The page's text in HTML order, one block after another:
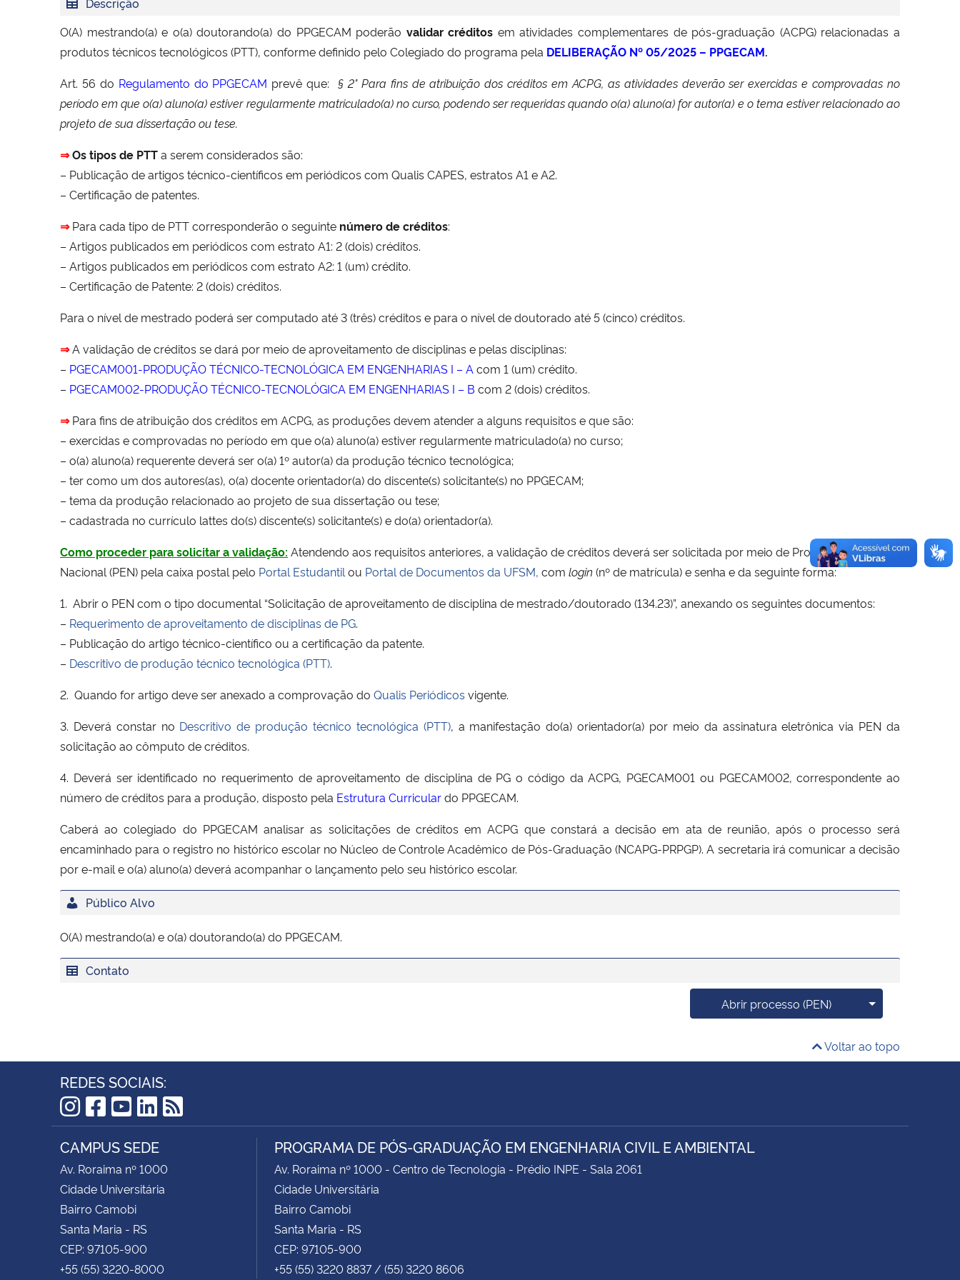
O(A) mestrando(a) e o(a) doutorando(a) do PPGECAM poderão validar créditos em atividades complementares de pós-graduação (ACPG) relacionadas a
produtos técnicos tecnológicos (PTT), conforme definido pelo Colegiado do programa pela DELIBERAÇÃO Nº 05/2025 – PPGECAM.
Art. 56 do Regulamento do PPGECAM prevê que: § 2° Para fins de atribuição dos créditos em ACPG, as atividades deverão ser exercidas e comprovadas no
período em que o(a) aluno(a) estiver regularmente matriculado(a) no curso, podendo ser requeridas quando o(a) aluno(a) for autor(a) e o tema estiver relacionado ao
projeto de sua dissertação ou tese.
⇒Os tipos de PTTa serem considerados são:
– Publicação de artigos técnico-científicos em periódicos com Qualis CAPES, estratos A1 e A2.
– Certificação de patentes.
⇒Para cada tipo de PTT corresponderão o seguinte número de créditos:
– Artigos publicados em periódicos com estrato A1: 2 (dois) créditos.
– Artigos publicados em periódicos com estrato A2: 1 (um) crédito.
– Certificação de Patente: 2 (dois) créditos.
Para o nível de mestrado poderá ser computado até 3 (três) créditos e para o nível de doutorado até 5 (cinco) créditos.
⇒A validação de créditos se dará por meio de aproveitamento de disciplinas e pelas disciplinas:
– PGECAM001-PRODUÇÃO TÉCNICO-TECNOLÓGICA EM ENGENHARIAS I – A com 1 (um) crédito.
– PGECAM002-PRODUÇÃO TÉCNICO-TECNOLÓGICA EM ENGENHARIAS I – B com 2 (dois) créditos.
⇒Para fins de atribuição dos créditos em ACPG, as produções devem atender a alguns requisitos e que são:
– exercidas e comprovadas no período em que o(a) aluno(a) estiver regularmente matriculado(a) no curso;
– o(a) aluno(a) requerente deverá ser o(a) 1º autor(a) da produção técnico tecnológica;
– ter como um dos autores(as), o(a) docente orientador(a) do discente(s) solicitante(s) no PPGECAM;
– tema da produção relacionado ao projeto de sua dissertação ou tese;
– cadastrada no currículo lattes do(s) discente(s) solicitante(s) e do(a) orientador(a).
Como proceder para solicitar a validação: Atendendo aos requisitos anteriores, a validação de créditos deverá ser solicitada por meio de Processo Eletrônico
Nacional (PEN) pela caixa postal pelo Portal Estudantil ou Portal de Documentos da UFSM, com login (nº de matrícula) e senha e da seguinte forma:
1. Abrir o PEN com o tipo documental “Solicitação de aproveitamento de disciplina de mestrado/doutorado (134.23)”, anexando os seguintes documentos:
– Requerimento de aproveitamento de disciplinas de PG.
– Publicação do artigo técnico-científico ou a certificação da patente.
– Descritivo de produção técnico tecnológica (PTT).
2. Quando for artigo deve ser anexado a comprovação do Qualis Periódicos vigente.
3. Deverá constar no Descritivo de produção técnico tecnológica (PTT), a manifestação do(a) orientador(a) por meio da assinatura eletrônica via PEN da
solicitação ao cômputo de créditos.
4. Deverá ser identificado no requerimento de aproveitamento de disciplina de PG o código da ACPG, PGECAM001 ou PGECAM002, correspondente ao
número de créditos para a produção, disposto pela Estrutura Curriculardo PPGECAM.
Caberá ao colegiado do PPGECAM analisar as solicitações de créditos em ACPG que constará a decisão em ata de reunião, após o processo será
encaminhado para o registro no histórico escolar no Núcleo de Controle Acadêmico de Pós-Graduação (NCAPG-PRPGP). A secretaria irá comunicar a decisão
por e-mail e o(a) aluno(a) deverá acompanhar o lançamento pelo seu histórico escolar.
Público Alvo
O(A) mestrando(a) e o(a) doutorando(a) do PPGECAM.
Contato
Abrir processo (PEN) Mais opções
Voltar ao topo
REDES SOCIAIS:
Instagram
Facebook
YouTube
LinkedIn
RSS
CAMPUS SEDE
Av. Roraima nº 1000
Cidade Universitária
Bairro Camobi
Santa Maria - RS
CEP: 97105-900
+55 (55) 3220-8000
PROGRAMA DE PÓS-GRADUAÇÃO EM ENGENHARIA CIVIL E AMBIENTAL
Av. Roraima nº 1000 - Centro de Tecnologia - Prédio INPE - Sala 2061
Cidade Universitária
Bairro Camobi
Santa Maria - RS
CEP: 97105-900
+55 (55) 3220 8837 / (55) 3220 8606